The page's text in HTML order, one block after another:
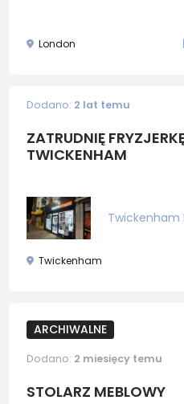
London
Dodano: 2 lat temu
ZATRUDNIĘ
TWICKENHAM
Twickenham
Twickenham
ARCHIWALNE
Dodano: 2 miesięcy temu
STOLARZ MEBLOWY